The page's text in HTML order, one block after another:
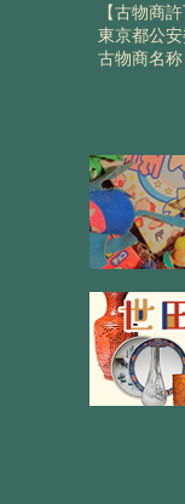
【古物商許
東京都公
古物商名